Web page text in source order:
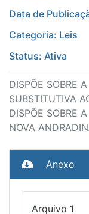
Data de
Categoria: Leis
Status: Ativa
DISPÕE SOBRE
SUBSTITUTIVA
DISPÕE SOBRE
NOVA
Anexo
Arquivo 1